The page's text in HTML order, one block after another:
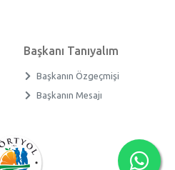
Başkanı Tanıyalım
Başkanın Özgeçmişi
Başkanın Mesajı